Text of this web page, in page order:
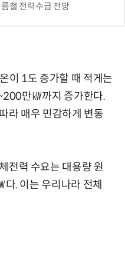
철 전력수급 전망
이 1도 증가할 때 적게는
만㎾까지 증가한다.
라 매우 민감하게 변동
전력 수요는 대용량 원
. 이는 우리나라 전체